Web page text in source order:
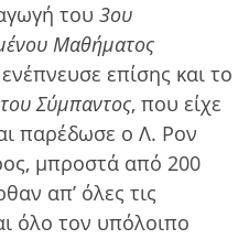
του 3ου
Μαθήµατος
επίσης και το
Σύµπαντος, που είχε
παρέδωσε ο Λ. Ρον
µπροστά από 200
απ’ όλες τις
όλο τον υπόλοιπο